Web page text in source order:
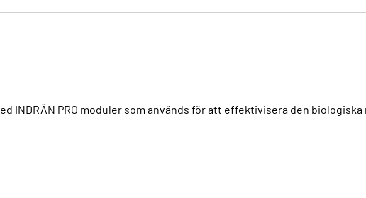
INDRÄN PRO moduler som används för att effektivisera den